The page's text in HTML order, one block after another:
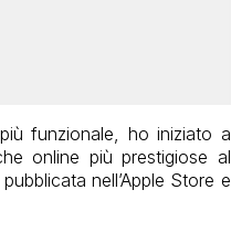
funzionale, ho iniziato a
online più prestigiose al
nell’Apple Store e